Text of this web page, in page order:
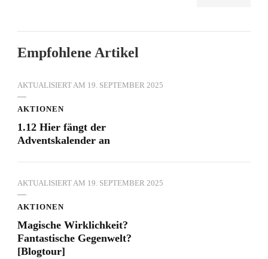
Empfohlene Artikel
AKTUALISIERT AM 19. SEPTEMBER 2025
AKTIONEN
1.12 Hier fängt der
Adventskalender an
AKTUALISIERT AM 19. SEPTEMBER 2025
AKTIONEN
Magische Wirklichkeit?
Fantastische Gegenwelt?
[Blogtour]